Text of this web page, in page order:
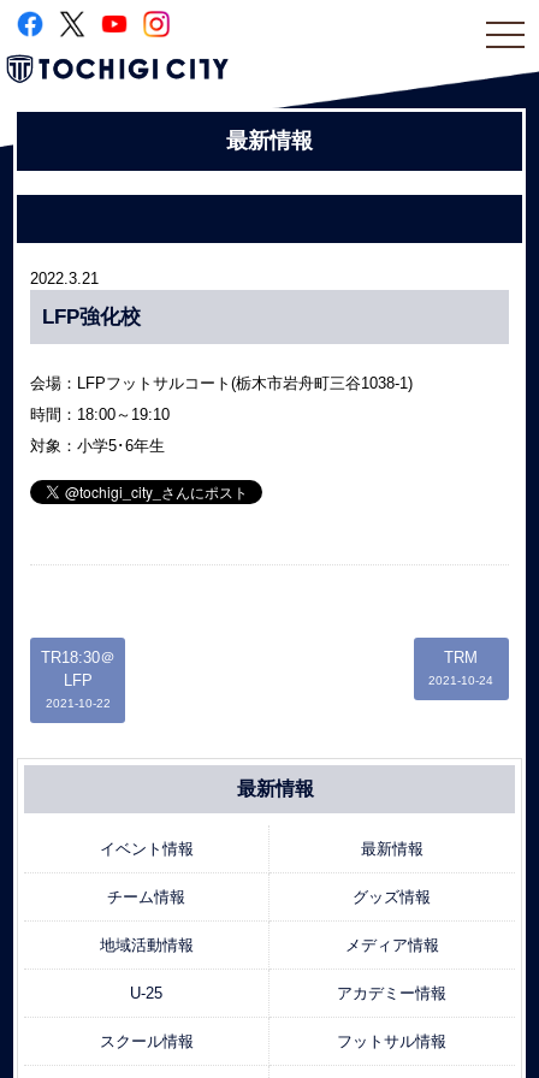
最新情報
2022.3.21
LFP強化校
会場：LFPフットサルコート(栃木市岩舟町三谷1038-1)
時間：18:00～19:10
対象：小学5･6年生
TR18:30＠
LFP
2021-10-22
TRM
2021-10-24
最新情報
イベント情報 最新情報
チーム情報 グッズ情報
地域活動情報 メディア情報
U-25 アカデミー情報
スクール情報 フットサル情報